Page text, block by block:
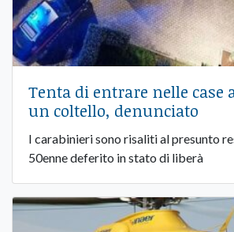
Tenta di entrare nelle case
un coltello, denunciato
I carabinieri sono risaliti al presunto
50enne deferito in stato di liberà